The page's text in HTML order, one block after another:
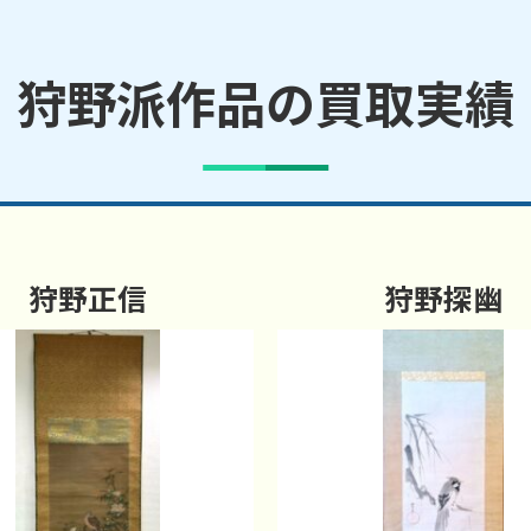
狩野派作品の買取実績
狩野正信 狩野探幽